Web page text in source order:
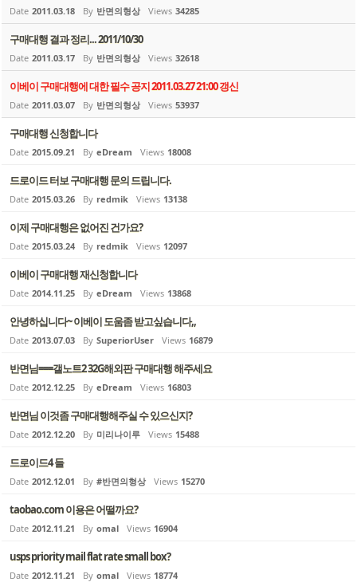
Date 2011.03.18 By 반면의형상 Views 34285
구매대행 결과 정리... 2011/10/30
Date 2011.03.17 By 반면의형상 Views 32618
이베이 구매대행에 대한 필수 공지 2011.03.27 21:00 갱신
Date 2011.03.07 By 반면의형상 Views 53937
구매대행 신청합니다
Date 2015.09.21 By eDream Views 18008
드로이드 터보 구매대행 문의 드립니다.
Date 2015.03.26 By redmik Views 13138
이제 구매대행은 없어진 건가요?
Date 2015.03.24 By redmik Views 12097
이베이 구매대행 재신청합니다
Date 2014.11.25 By eDream Views 13868
안녕하십니다~ 이베이 도움좀 받고싶습니다,,
Date 2013.07.03 By SuperiorUser Views 16879
반면님===갤노트2 32G해외판 구매대행 해주세요
Date 2012.12.25 By eDream Views 16803
반면님 이것좀 구매대행해주실 수 있으신지?
Date 2012.12.20 By 미리나이루 Views 15488
드로이드4 들
Date 2012.12.01 By #반면의형상 Views 15270
taobao.com 이용은 어떨까요?
Date 2012.11.21 By omal Views 16904
usps priority mail flat rate small box?
Date 2012.11.21 By omal Views 18774